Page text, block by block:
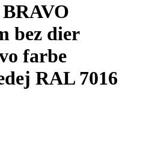
bez dier
farbe
RAL 7016